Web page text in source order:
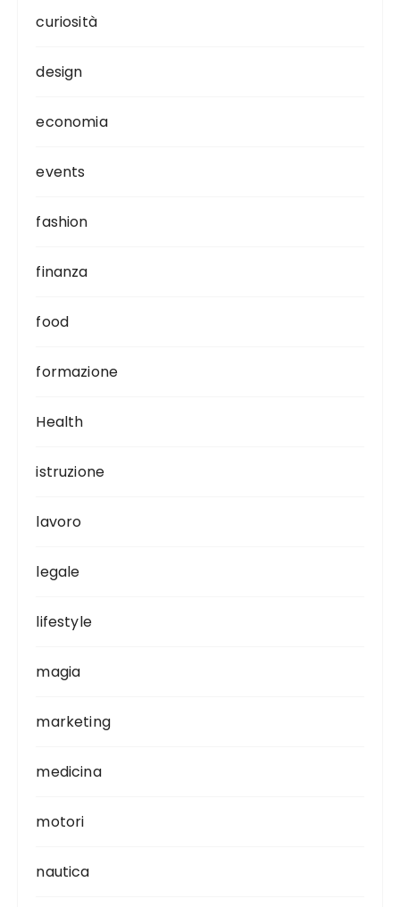
curiosità
design
economia
events
fashion
finanza
food
formazione
Health
istruzione
lavoro
legale
lifestyle
magia
marketing
medicina
motori
nautica